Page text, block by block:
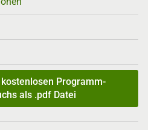
Programm-
als .pdf Datei